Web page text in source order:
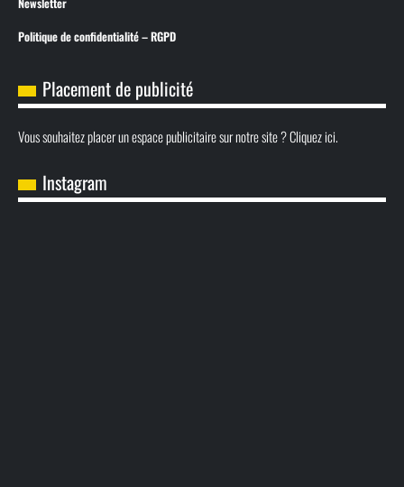
Politique de confidentialité – RGPD
Placement de publicité
Vous souhaitez placer un espace publicitaire sur notre site ? Cliquez ici.
Instagram